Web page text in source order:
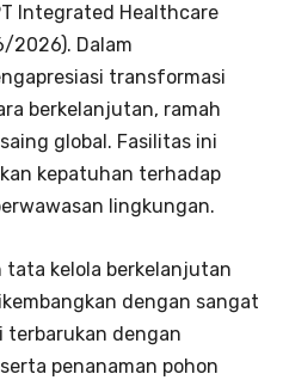
Integrated Healthcare
2026). Dalam
transformasi
berkelanjutan, ramah
global. Fasilitas ini
kepatuhan terhadap
lingkungan.
tata kelola berkelanjutan
dengan sangat
terbarukan dengan
penanaman pohon